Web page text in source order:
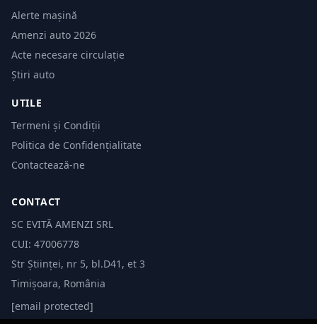
Alerte mașină
Amenzi auto 2026
Acte necesare circulație
Știri auto
UTILE
Termeni și Condiții
Politica de Confidențialitate
Contactează-ne
CONTACT
SC EVITĂ AMENZI SRL
CUI: 47006778
Str Științei, nr 5, bl.D41, et 3
Timișoara, România
[email protected]